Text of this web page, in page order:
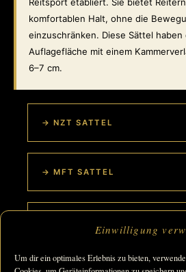
Einwilligung
Um dir ein optimales Erlebnis zu bieten,
Reitsport etabliert. Sie bietet
komfortablen Halt, ohne die
einzuschränken. Diese Sättel
Auflagefläche mit einem
6–7 cm.
→ NZT SATTEL
→ MFT SATTEL